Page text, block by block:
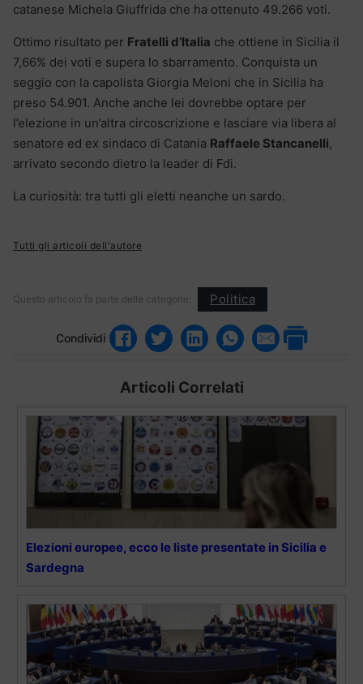
catanese Michela Giuffrida che ha ottenuto 49.266 voti.
Ottimo risultato per Fratelli d’Italia che ottiene in Sicilia il
7,66% dei voti e supera lo sbarramento. Conquista un
seggio con la capolista Giorgia Meloni che in Sicilia ha
preso 54.901. Anche anche lei dovrebbe optare per
l’elezione in un’altra circoscrizione e lasciare via libera al
senatore ed ex sindaco di Catania Raffaele Stancanelli,
arrivato secondo dietro la leader di Fdi.
La curiosità: tra tutti gli eletti neanche un sardo.
Tutti gli articoli dell'autore
Questo articolo fa parte delle categorie: Politica
Condividi
Articoli Correlati
Elezioni europee, ecco le liste presentate in Sicilia e
Sardegna